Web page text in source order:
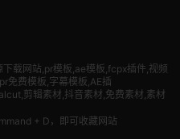
载网站,pr模板,ae模板,fcpx插件,视频
免费模板,字幕模板,AE插
剪辑素材,抖音素材,免费素材,素材
+ D，即可收藏网站